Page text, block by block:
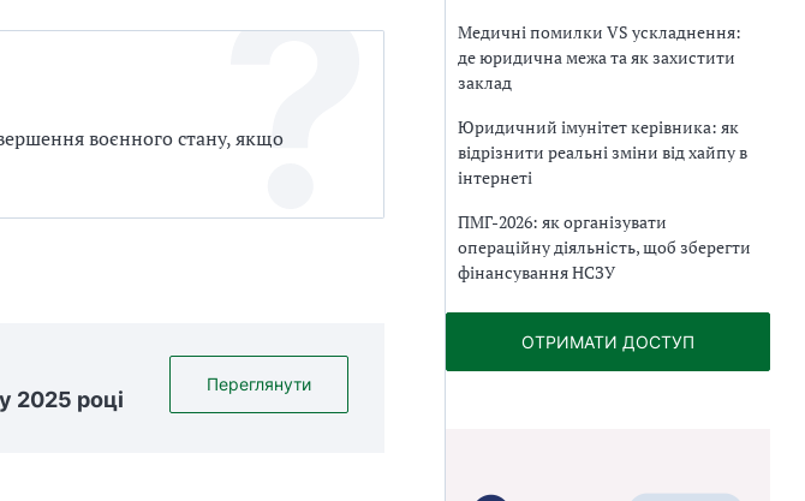
воєнного стану, якщо
2025 році
Переглянути
Медичні помилки VS ускладнення:
де юридична межа та як захистити
заклад
Юридичний імунітет керівника: як
відрізнити реальні зміни від хайпу в
інтернеті
ПМГ-2026: як організувати
операційну діяльність, щоб зберегти
фінансування НСЗУ
ОТРИМАТИ ДОСТУП